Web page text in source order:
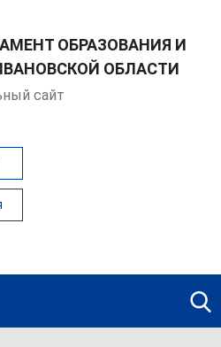
ОБРАЗОВАНИЯ И
ОБЛАСТИ
сайт